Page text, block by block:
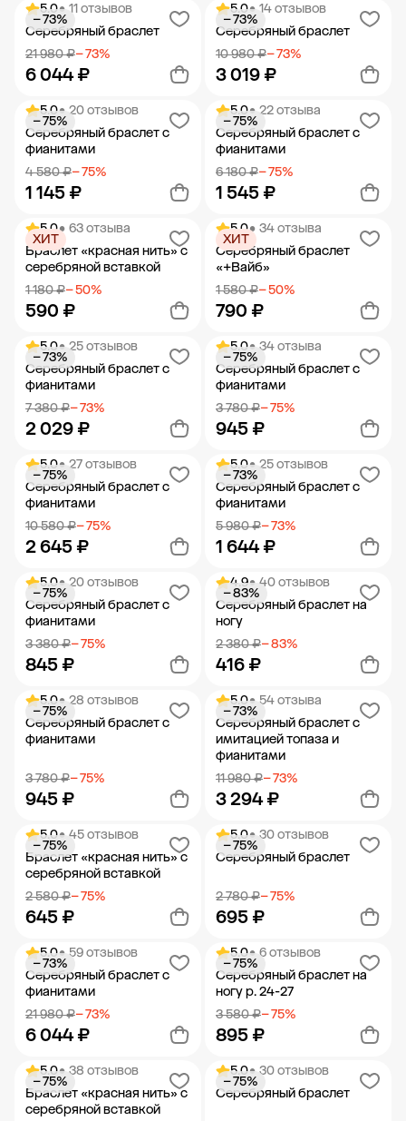
Добавить в корзину Добавить в корзину
5.0• 11 отзывов
Серебряный браслет
21 980 ₽− 73%
6 044 ₽
− 73%
Добавить в корзину
5.0• 14 отзывов
Серебряный браслет
10 980 ₽− 73%
3 019 ₽
− 73%
Добавить в корзину
5.0• 20 отзывов
Серебряный браслет с
фианитами
4 580 ₽− 75%
1 145 ₽
− 75%
Добавить в корзину
5.0• 22 отзыва
Серебряный браслет с
фианитами
6 180 ₽− 75%
1 545 ₽
− 75%
Добавить в корзину
5.0• 63 отзыва
Браслет «красная нить» с
серебряной вставкой
1 180 ₽− 50%
590 ₽
ХИТ
Добавить в корзину
5.0• 34 отзыва
Серебряный браслет
«+Вайб»
1 580 ₽− 50%
790 ₽
ХИТ
Добавить в корзину
5.0• 25 отзывов
Серебряный браслет с
фианитами
7 380 ₽− 73%
2 029 ₽
− 73%
Добавить в корзину
5.0• 34 отзыва
Серебряный браслет с
фианитами
3 780 ₽− 75%
945 ₽
− 75%
Добавить в корзину
5.0• 27 отзывов
Серебряный браслет с
фианитами
10 580 ₽− 75%
2 645 ₽
− 75%
Добавить в корзину
5.0• 25 отзывов
Серебряный браслет с
фианитами
5 980 ₽− 73%
1 644 ₽
− 73%
Добавить в корзину
5.0• 20 отзывов
Серебряный браслет с
фианитами
3 380 ₽− 75%
845 ₽
− 75%
Добавить в корзину
4.9• 40 отзывов
Серебряный браслет на
ногу
2 380 ₽− 83%
416 ₽
− 83%
Добавить в корзину
5.0• 28 отзывов
Серебряный браслет с
фианитами
3 780 ₽− 75%
945 ₽
− 75%
Добавить в корзину
5.0• 54 отзыва
Серебряный браслет с
имитацией топаза и
фианитами
11 980 ₽− 73%
3 294 ₽
− 73%
Добавить в корзину
5.0• 45 отзывов
Браслет «красная нить» с
серебряной вставкой
2 580 ₽− 75%
645 ₽
− 75%
Добавить в корзину
5.0• 30 отзывов
Серебряный браслет
2 780 ₽− 75%
695 ₽
− 75%
Добавить в корзину
5.0• 59 отзывов
Серебряный браслет с
фианитами
21 980 ₽− 73%
6 044 ₽
− 73%
Добавить в корзину
5.0• 6 отзывов
Серебряный браслет на
ногу р. 24-27
3 580 ₽− 75%
895 ₽
− 75%
Добавить в корзину
5.0• 38 отзывов
Браслет «красная нить» с
серебряной вставкой
− 75%
5.0• 30 отзывов
Серебряный браслет
− 75%